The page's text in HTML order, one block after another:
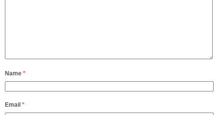
Name *
Email *